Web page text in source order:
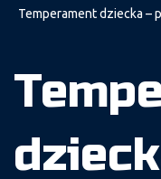
Temperament dziecka –